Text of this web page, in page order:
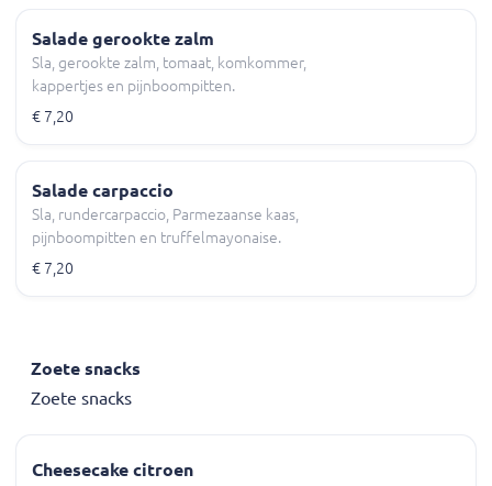
Salade gerookte zalm
Sla, gerookte zalm, tomaat, komkommer,
kappertjes en pijnboompitten.
€ 7,20
Salade carpaccio
Sla, rundercarpaccio, Parmezaanse kaas,
pijnboompitten en truffelmayonaise.
€ 7,20
Zoete snacks
Zoete snacks
Cheesecake citroen